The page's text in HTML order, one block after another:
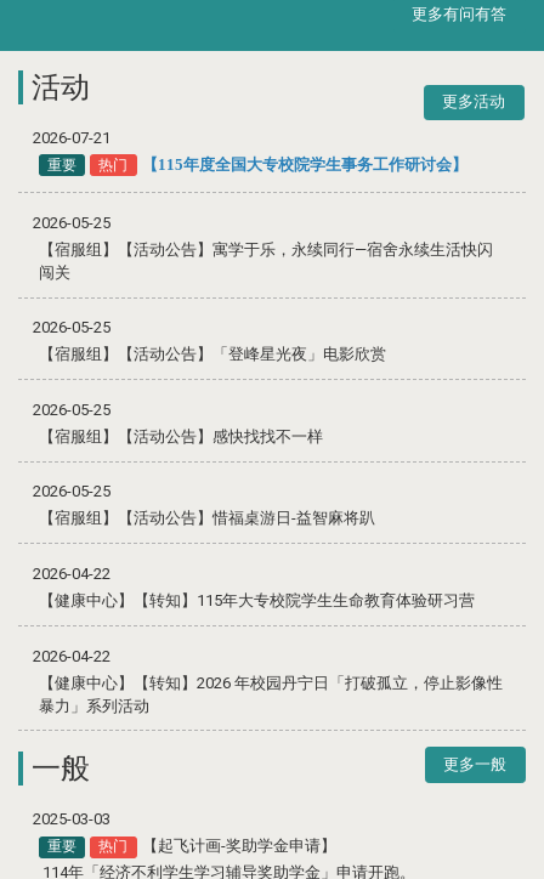
更多有问有答
活动
更多活动
2026-07-21
重要 热门 【115年度全国大专校院学生事务工作研讨会】
2026-05-25
【宿服组】【活动公告】寓学于乐，永续同行—宿舍永续生活快闪
闯关
2026-05-25
【宿服组】【活动公告】「登峰星光夜」电影欣赏
2026-05-25
【宿服组】【活动公告】感快找找不一样
2026-05-25
【宿服组】【活动公告】惜福桌游日-益智麻将趴
2026-04-22
【健康中心】【转知】115年大专校院学生生命教育体验研习营
2026-04-22
【健康中心】【转知】2026 年校园丹宁日「打破孤立，停止影像性
暴力」系列活动
一般 更多一般
2025-03-03
重要 热门
【起飞计画-奖助学金申请】
114年「经济不利学生学习辅导奖助学金」申请开跑。